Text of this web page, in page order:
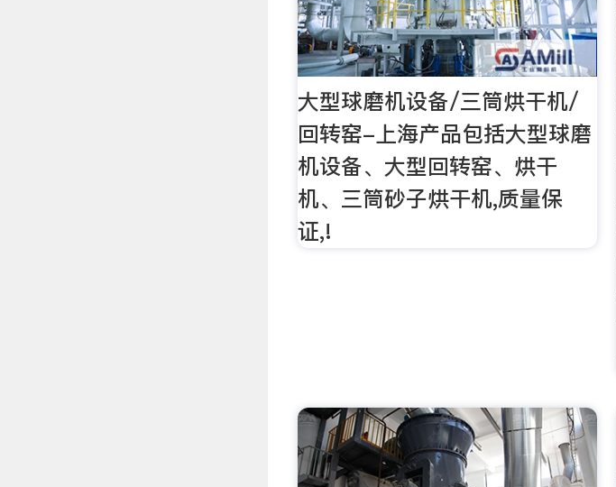
大型球磨机设备/三筒烘干机/
回转窑-上海产品包括大型球磨
机设备、大型回转窑、烘干
机、三筒砂子烘干机,质量保
证,!